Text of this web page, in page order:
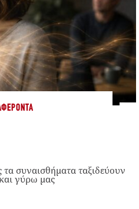
συναισθήματα ταξιδεύουν
γύρω μας